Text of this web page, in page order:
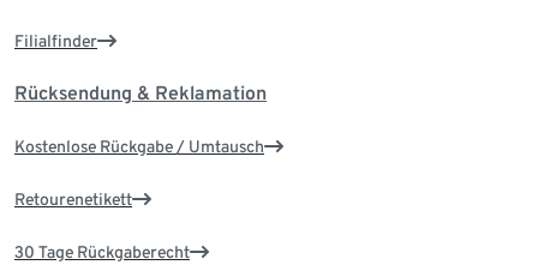
Filialfinder
Rücksendung & Reklamation
Kostenlose Rückgabe / Umtausch
Retourenetikett
30 Tage Rückgaberecht